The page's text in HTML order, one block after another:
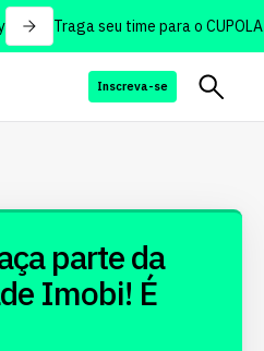
Traga seu time para o CUPOLA
Inscreva-se
parte da
Imobi! É